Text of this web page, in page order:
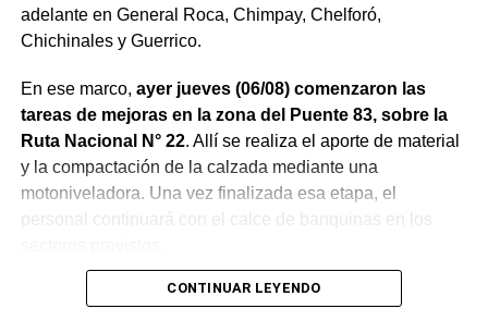
adelante en General Roca, Chimpay, Chelforó,
Chichinales y Guerrico.
En ese marco, ayer jueves (06/08) comenzaron las
tareas de mejoras en la zona del Puente 83, sobre la
Ruta Nacional N° 22. Allí se realiza el aporte de material
y la compactación de la calzada mediante una
motoniveladora. Una vez finalizada esa etapa, el
personal continuará con el calce de banquinas en los
CONTINUAR LEYENDO